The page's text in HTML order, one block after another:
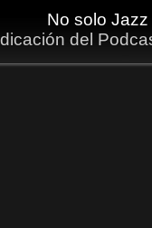
No solo
del